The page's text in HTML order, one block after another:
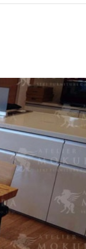
納品事例（住
納品事例（
NEWS
EVENT
BLOG
メディア美術